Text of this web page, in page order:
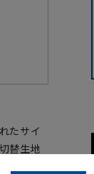
たサイ
替生地
優れ、